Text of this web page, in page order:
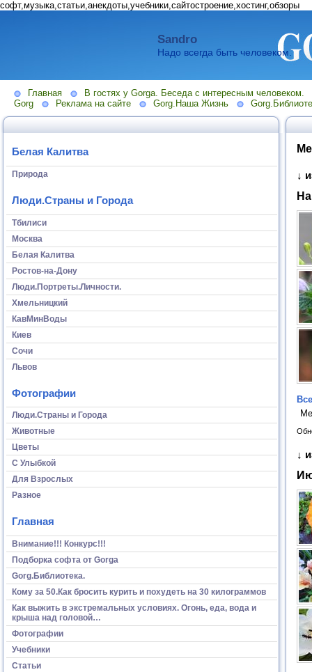
софт,музыка,статьи,анекдоты,учебники,сайтостроение,хостинг,обзоры
Sandro
Надо всегда быть человеком.
Главная
В гостях у Gorga. Беседа с интересным человеком.
Gorg
Реклама на сайте Gorg.Наша Жизнь
Белая Калитва
Природа
Люди.Страны и Города
Тбилиси
Москва
Белая Калитва
Ростов-на-Дону
Люди.Портреты.Личности.
Хмельницкий
КавМинВоды
Киев
Сочи
Львов
Фотографии
Люди.Страны и Города
Животные
Цветы
С Улыбкой
Для Взрослых
Разное
Главная
Внимание!!! Конкурс!!!
Подборка софта от Gorga
Gorg.Библиотека.
Кому за 50.Как бросить курить и похудеть на 30 килограммов
Как выжить в экстремальных условиях. Огонь, еда, вода и
крыша над головой…
Фотографии
Учебники
Статьи
↓
↓